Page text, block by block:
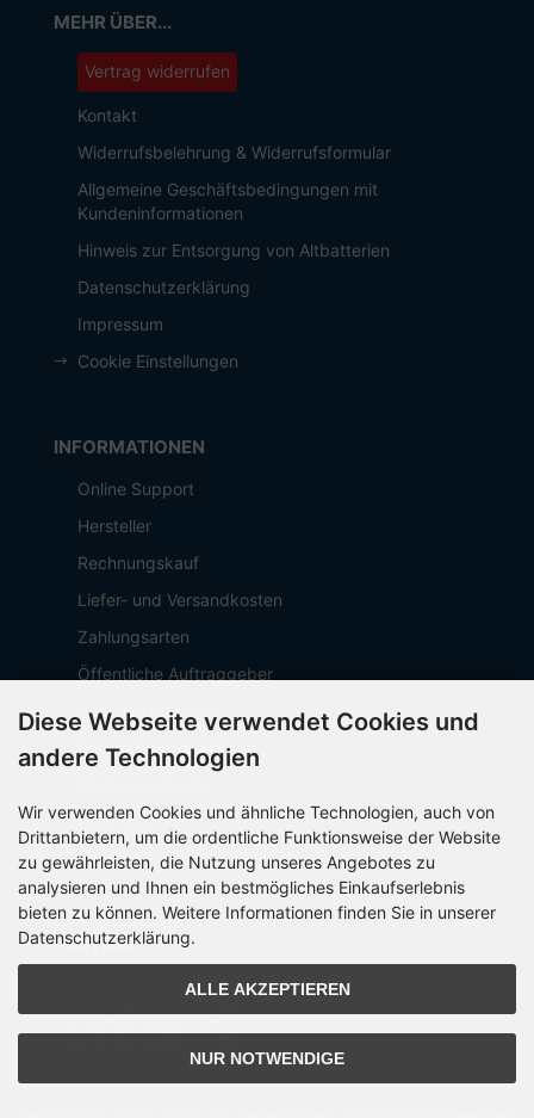
MEHR ÜBER...
Vertrag widerrufen
Kontakt
Widerrufsbelehrung & Widerrufsformular
Allgemeine Geschäftsbedingungen mit
Kundeninformationen
Hinweis zur Entsorgung von Altbatterien
Datenschutzerklärung
Impressum
Cookie Einstellungen
INFORMATIONEN
Online Support
Hersteller
Rechnungskauf
Liefer- und Versandkosten
Zahlungsarten
Öffentliche Auftraggeber
Geschäftskunden
Beschaffungsplattform
Über OCTO IT
Sitemap
PARTNER
Diese Webseite verwendet Cookies und
andere Technologien
Wir verwenden Cookies und ähnliche Technologien, auch von
Drittanbietern, um die ordentliche Funktionsweise der Website
zu gewährleisten, die Nutzung unseres Angebotes zu
analysieren und Ihnen ein bestmögliches Einkaufserlebnis
bieten zu können. Weitere Informationen finden Sie in unserer
Datenschutzerklärung.
ALLE AKZEPTIEREN
NUR NOTWENDIGE